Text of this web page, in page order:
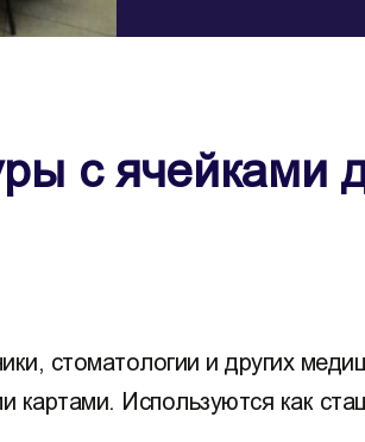
с ячейками
стоматологии и других
картами. Используются как